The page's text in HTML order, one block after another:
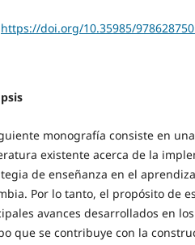
https://doi.org/10.35985/
monografía consiste en
existente acerca de la
de enseñanza en el
Por lo tanto, el propósito de
avances desarrollados en
que se contribuye con la